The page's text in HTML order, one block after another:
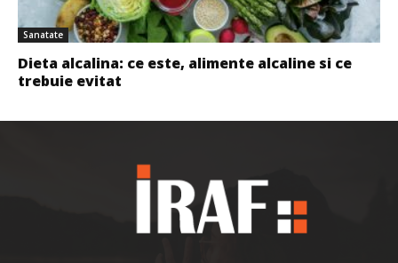
Sanatate
Dieta alcalina: ce este, alimente alcaline si ce
trebuie evitat